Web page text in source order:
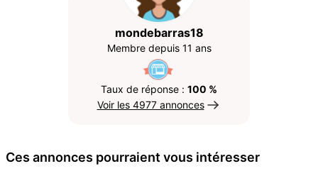
mondebarras18
Membre depuis 11 ans
Taux de réponse : 100 %
Voir les 4977 annonces
Ces annonces pourraient vous intéresser